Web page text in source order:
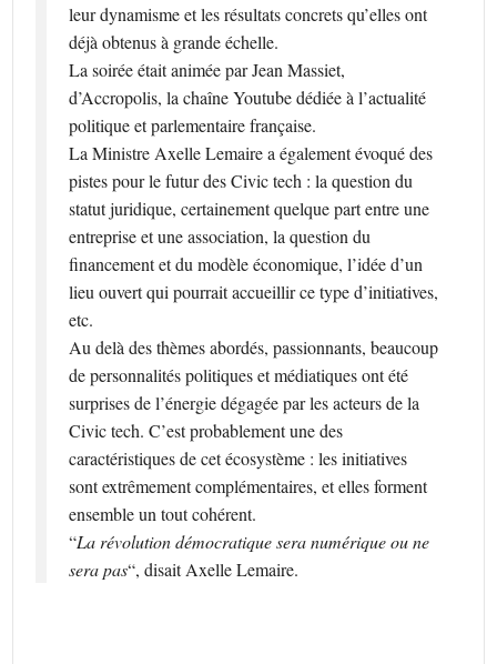
leur dynamisme et les résultats concrets qu’elles ont
déjà obtenus à grande échelle.
La soirée était animée par Jean Massiet,
d’Accropolis, la chaîne Youtube dédiée à l’actualité
politique et parlementaire française.
La Ministre Axelle Lemaire a également évoqué des
pistes pour le futur des Civic tech : la question du
statut juridique, certainement quelque part entre une
entreprise et une association, la question du
financement et du modèle économique, l’idée d’un
lieu ouvert qui pourrait accueillir ce type d’initiatives,
etc.
Au delà des thèmes abordés, passionnants, beaucoup
de personnalités politiques et médiatiques ont été
surprises de l’énergie dégagée par les acteurs de la
Civic tech. C’est probablement une des
caractéristiques de cet écosystème : les initiatives
sont extrêmement complémentaires, et elles forment
ensemble un tout cohérent.
“La révolution démocratique sera numérique ou ne
sera pas“, disait Axelle Lemaire.